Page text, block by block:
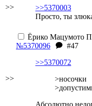
>>
>>5370003
Просто, ты
>>
Ёрико Мацумото
№5370096
#47
>>5370072
>носочки
Абсолютно